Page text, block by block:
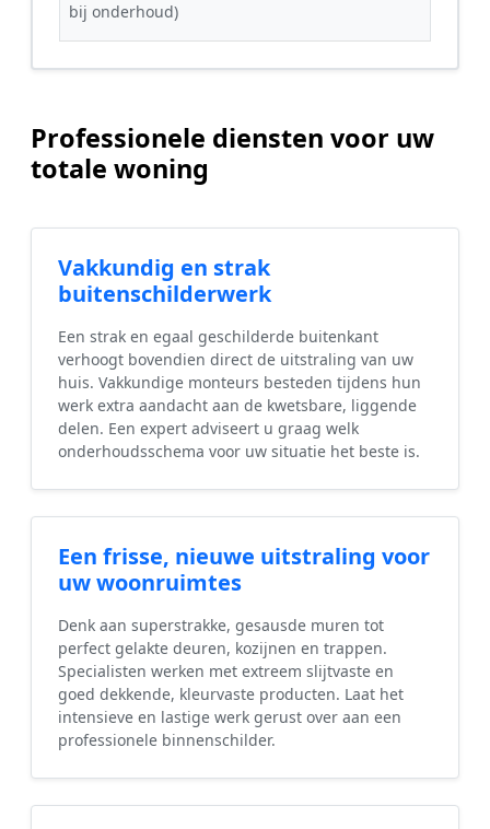
bij onderhoud)
Professionele diensten voor uw
totale woning
Vakkundig en strak
buitenschilderwerk
Een strak en egaal geschilderde buitenkant
verhoogt bovendien direct de uitstraling van uw
huis. Vakkundige monteurs besteden tijdens hun
werk extra aandacht aan de kwetsbare, liggende
delen. Een expert adviseert u graag welk
onderhoudsschema voor uw situatie het beste is.
Een frisse, nieuwe uitstraling voor
uw woonruimtes
Denk aan superstrakke, gesausde muren tot
perfect gelakte deuren, kozijnen en trappen.
Specialisten werken met extreem slijtvaste en
goed dekkende, kleurvaste producten. Laat het
intensieve en lastige werk gerust over aan een
professionele binnenschilder.